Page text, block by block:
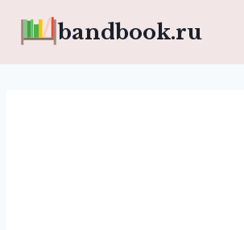
bandbook.ru